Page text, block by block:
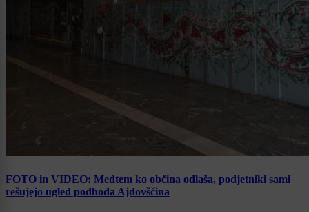
FOTO in VIDEO: Medtem ko občina odlaša, podjetniki sami
rešujejo ugled podhoda Ajdovščina